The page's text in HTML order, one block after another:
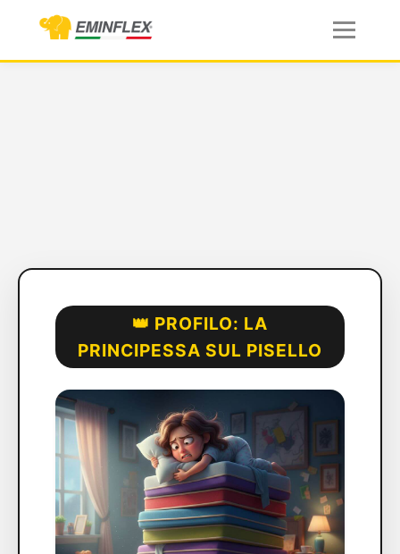
👑 PROFILO: LA
PRINCIPESSA SUL PISELLO